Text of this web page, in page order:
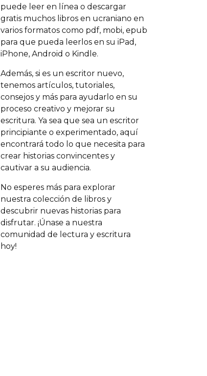
puede leer en línea o descargar
gratis muchos libros en ucraniano en
varios formatos como pdf, mobi, epub
para que pueda leerlos en su iPad,
iPhone, Android o Kindle.
Además, si es un escritor nuevo,
tenemos artículos, tutoriales,
consejos y más para ayudarlo en su
proceso creativo y mejorar su
escritura. Ya sea que sea un escritor
principiante o experimentado, aquí
encontrará todo lo que necesita para
crear historias convincentes y
cautivar a su audiencia.
No esperes más para explorar
nuestra colección de libros y
descubrir nuevas historias para
disfrutar. ¡Únase a nuestra
comunidad de lectura y escritura
hoy!